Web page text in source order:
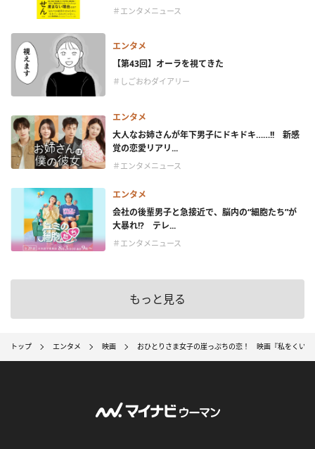
＃エンタメニュース
エンタメ
【第43回】オーラを視てきた
＃しごおわダイアリー
エンタメ
大人なお姉さんが年下男子にドキドキ……!! 新感
覚の恋愛リアリ...
＃エンタメニュース
エンタメ
会社の後輩男子と急接近で、脳内の“細胞たち”が
大暴れ!? テレ...
＃エンタメニュース
もっと見る
トップ エンタメ 映画 おひとりさま女子の崖っぷちの恋！ 映画『私をくい